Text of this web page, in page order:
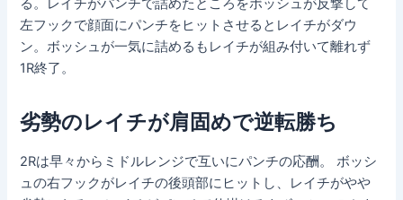
る。レイチがパンチで詰めたところをボッシュが反撃して
左フックで顔面にパンチをヒットさせるとレイチがダウ
ン。ボッシュが一気に詰めるもレイチが組み付いて離れず
1R終了。
劣勢のレイチが肩固めで逆転勝ち
2Rは早々からミドルレンジで互いにパンチの応酬。 ボッシ
ュの右フックがレイチの後頭部にヒットし、レイチがやや